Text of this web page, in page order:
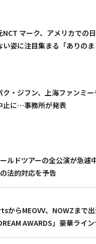
NCT マーク、アメリカでの
い姿に注目集まる「ありの
ク・ジフン、上海ファンミ
止に…事務所が発表
ルドツアーの全公演が急
法的対応を予告
からMEOVV、NOWZまで
AWARDS」豪華ライ